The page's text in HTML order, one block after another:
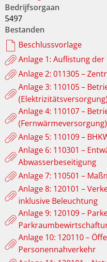
Bedrijfsorgaan
5497
Bestanden
Beschlussvorlage
Anlage 1: Auflistung
Anlage 2: 011305 –
Anlage 3: 110105 –
(Elektrizitätsversorgung)
Anlage 4: 110107 –
(Fernwärmeversorgung)
Anlage 5: 110109 –
Anlage 6: 110301 –
Abwasserbeseitigung
Anlage 7: 110501 –
Anlage 8: 120101 –
inklusive Beleuchtung
Anlage 9: 120109 –
Anlage 10: 120110 –
Personennahverkehr